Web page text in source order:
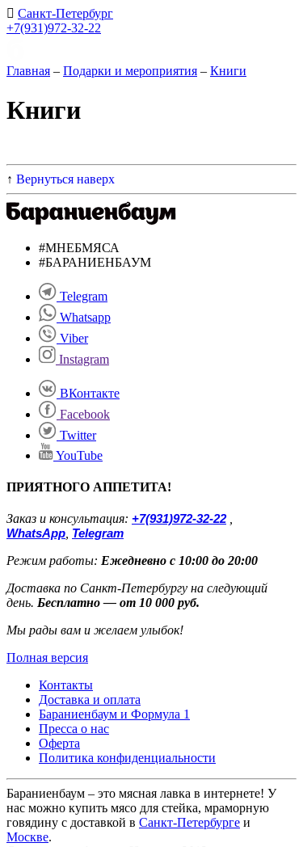
Санкт-Петербург
+7(931)972-32-22
Главная – Подарки и мероприятия – Книги
Книги
↑ Вернуться наверх
#МНЕБМЯСА
#БАРАНИЕНБАУМ
Telegram
Whatsapp
Viber
Instagram
ВКонтакте
Facebook
Twitter
YouTube
ПРИЯТНОГО АППЕТИТА!
Заказ и консультация: +7(931)972-32-22,
WhatsApp, Telegram
Режим работы: Ежедневно с 10:00 до 20:00
Доставка по Санкт-Петербургу на следующий
день. Бесплатно — от 10 000 руб.
Мы рады вам и желаем улыбок!
Полная версия
Контакты
Доставка и оплата
Бараниенбаум и Формула 1
Пресса о нас
Оферта
Политика конфиденциальности
Бараниенбаум – это мясная лавка в интернете! У
нас можно купить мясо для стейка, мраморную
говядину с доставкой в Санкт-Петербурге и
Москве.